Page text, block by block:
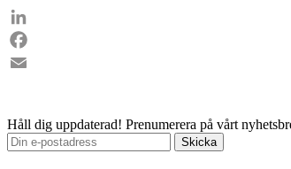
LinkedIn
Facebook
Håll dig uppdaterad! Prenumerera på vårt